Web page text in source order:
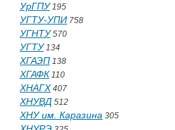
УрГПУ195
УГТУ-УПИ 758
УГНТУ570
УГТУ134
ХГАЭП 138
ХГАФК 110
ХНАГХ 407
ХНУВД 512
ХНУ им. Каразина 305